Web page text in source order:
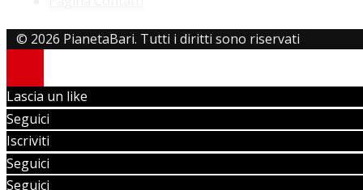
© 2026 PianetaBari. Tutti i diritti sono riservati
Lascia un like
Seguici
Iscriviti
Seguici
Seguici